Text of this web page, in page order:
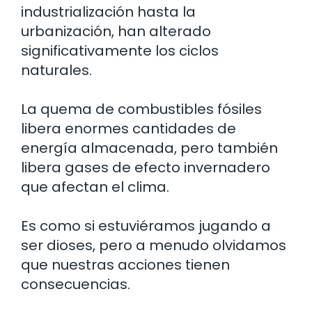
industrialización hasta la
urbanización, han alterado
significativamente los ciclos
naturales.
La quema de combustibles fósiles
libera enormes cantidades de
energía almacenada, pero también
libera gases de efecto invernadero
que afectan el clima.
Es como si estuviéramos jugando a
ser dioses, pero a menudo olvidamos
que nuestras acciones tienen
consecuencias.